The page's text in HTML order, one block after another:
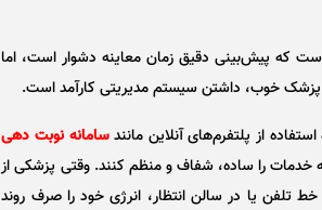
که پیش‌بینی دقیق زمان معاینه دشوار است، اما
پزشک خوب، داشتن سیستم مدیریتی کارآمد است.
از پلتفرم‌های آنلاین مانندسامانه نوبت دهی
را ساده، شفاف و منظم کنند. وقتی پزشکی از
تلفن یا در سالن انتظار، انرژی خود را صرف روند